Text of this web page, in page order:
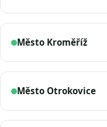
Město Kroměříž
Město Otrokovice